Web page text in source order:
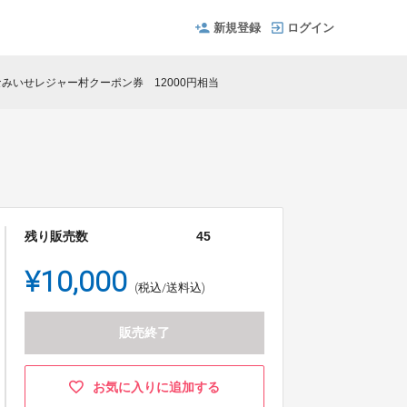
新規登録 ログイン
みいせレジャー村クーポン券 12000円相当
残り販売数 45
¥10,000 (税込/送料込)
販売終了
お気に入りに追加する